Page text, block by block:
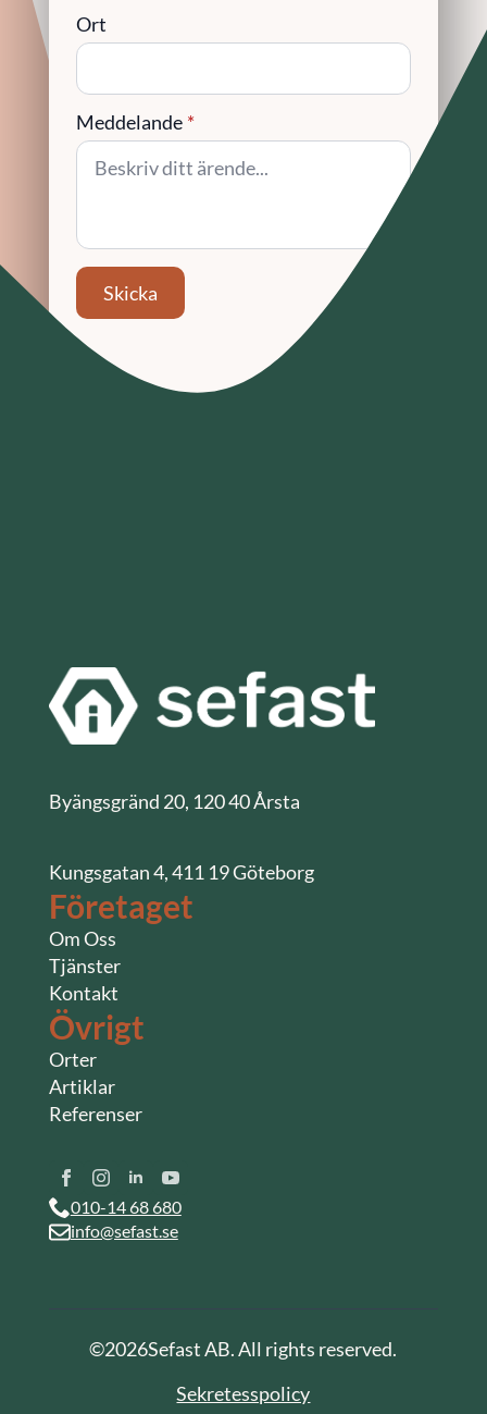
Ort
Meddelande *
Skicka
Byängsgränd 20, 120 40 Årsta
Kungsgatan 4, 411 19 Göteborg
Företaget
Om Oss
Tjänster
Kontakt
Övrigt
Orter
Artiklar
Referenser
010-14 68 680
info@sefast.se
©2026Sefast AB. All rights reserved.
Sekretesspolicy